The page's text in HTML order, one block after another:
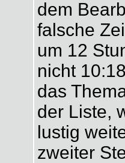
dem
falsche
um 12
nicht
das
der Liste,
lustig
zweiter